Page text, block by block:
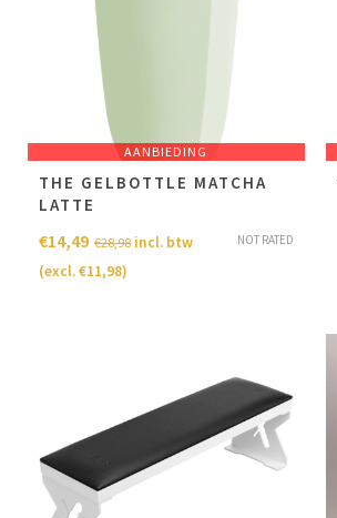
AANBIEDING
THE GELBOTTLE MATCHA
LATTE
NOT RATED
€28,98
€14,49
incl. btw
(excl.€11,98)